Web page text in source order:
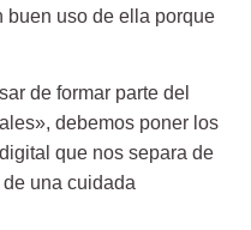
buen uso de ella porque
de formar parte del
debemos poner los
que nos separa de
una cuidada